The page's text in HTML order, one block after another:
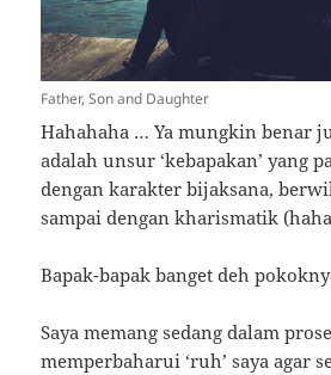
Father, Son and Daughter
Hahahaha … Ya mungkin benar
adalah unsur ‘kebapakan’ yang
dengan karakter bijaksana,
sampai dengan kharismatik
Bapak-bapak banget deh
Saya memang sedang dalam
memperbaharui ‘ruh’ saya agar